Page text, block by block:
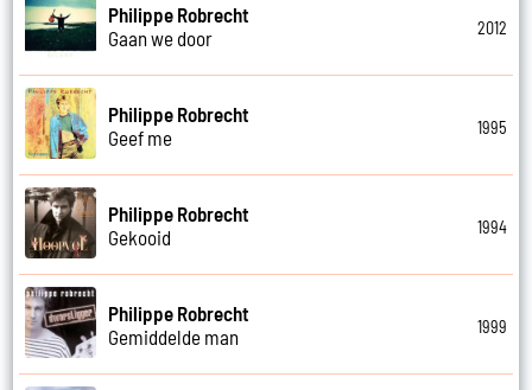
Philippe Robrecht
Gaan we door
2012
Philippe Robrecht
Geef me
1995
Philippe Robrecht
Gekooid
1994
Philippe Robrecht
Gemiddelde man
1999